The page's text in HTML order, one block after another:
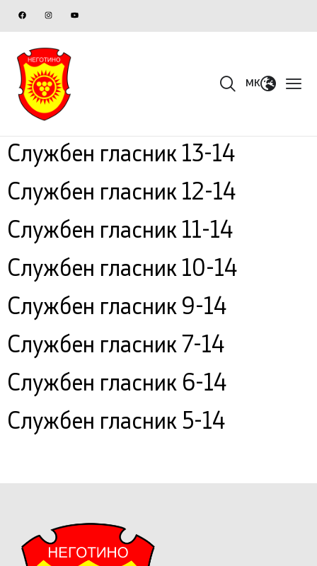
MK
Службен гласник 13-14
Службен гласник 12-14
Службен гласник 11-14
Службен гласник 10-14
Службен гласник 9-14
Службен гласник 7-14
Службен гласник 6-14
Службен гласник 5-14